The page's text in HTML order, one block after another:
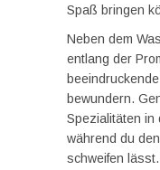
Spaß bringen
Neben dem
entlang der
bewundern.
Spezialitäten in
während du
schweifen